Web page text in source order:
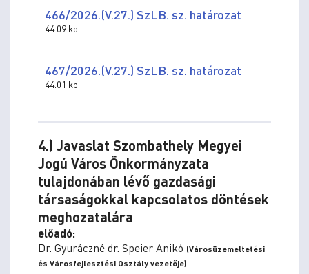
466/2026.(V.27.) SzLB. sz. határozat
44.09 kb
467/2026.(V.27.) SzLB. sz. határozat
44.01 kb
4.) Javaslat Szombathely Megyei
Jogú Város Önkormányzata
tulajdonában lévő gazdasági
társaságokkal kapcsolatos döntések
meghozatalára
előadó:
Dr. Gyuráczné dr. Speier Anikó (Városüzemeltetési
és Városfejlesztési Osztály vezetője)